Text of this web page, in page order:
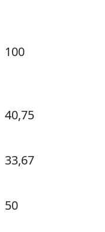
100
40,75
33,67
50